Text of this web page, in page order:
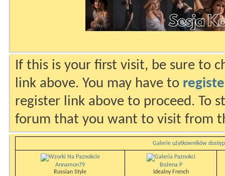
If this is your first visit, be sure to
link above. You may have to
register link above to proceed. To
forum that you want to visit from
Galerie użytkowników
Annamon79
Russian Style
Bożena P
Idealny French